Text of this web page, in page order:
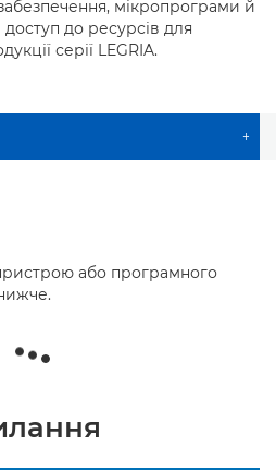
мікропрограми й
до ресурсів для
серії LEGRIA.
+
або програмного